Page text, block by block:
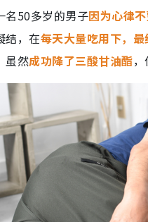
名50多岁的男子因为心律
结，在每天大量吃用下，
虽然成功降了三酸甘油酯